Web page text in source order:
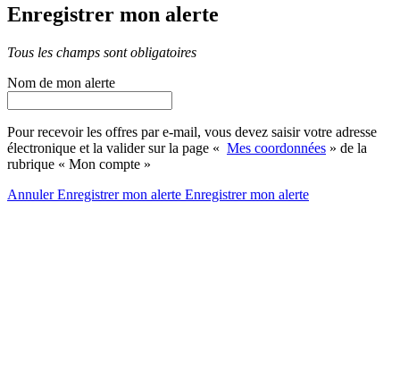
Enregistrer mon alerte
Tous les champs sont obligatoires
Nom de mon alerte
Pour recevoir les offres par e-mail, vous devez saisir votre adresse
électronique et la valider sur la page « Mes coordonnées » de la
rubrique « Mon compte »
AnnulerEnregistrer mon alerte Enregistrermon alerte